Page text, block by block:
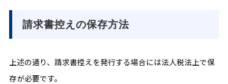
請求書控えの保存方法
上述の通り、請求書控えを発行する場合には法人税法上で保
存が必要です。